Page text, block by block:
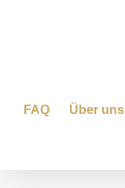
FAQ Über uns